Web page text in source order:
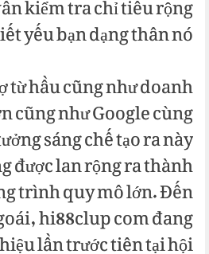
yếu bạn dạng thân nó.
từ hầu cũng như doanh
cũng như Google cùng
sáng chế tạo ra này
được lan rộng ra thành
trình quy mô lớn. Đến
hi88clup com đang